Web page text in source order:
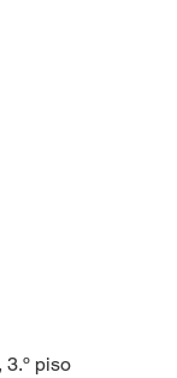
piso